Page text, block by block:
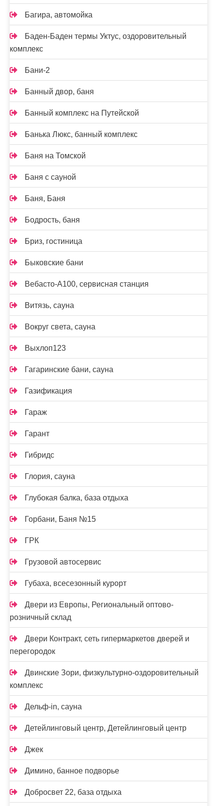
Багира, автомойка
Баден-Баден термы Уктус, оздоровительный
комплекс
Бани-2
Банный двор, баня
Банный комплекс на Путейской
Банька Люкс, банный комплекс
Баня на Томской
Баня с сауной
Баня, Баня
Бодрость, баня
Бриз, гостиница
Быковские бани
Вебасто-А100, сервисная станция
Витязь, сауна
Вокруг света, сауна
Выхлоп123
Гагаринские бани, сауна
Газификация
Гараж
Гарант
Гибридс
Глория, сауна
Глубокая балка, база отдыха
Горбани, Баня №15
ГРК
Грузовой автосервис
Губаха, всесезонный курорт
Двери из Европы, Региональный оптово-
розничный склад
Двери Контракт, сеть гипермаркетов дверей и
перегородок
Двинские Зори, физкультурно-оздоровительный
комплекс
Дельф-in, сауна
Детейлинговый центр, Детейлинговый центр
Джек
Димино, банное подворье
Добросвет 22, база отдыха